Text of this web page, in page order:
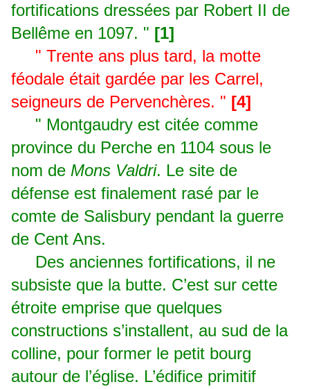
fortifications dressées par Robert II de
Bellême en 1097. " [1]
" Trente ans plus tard, la motte
féodale était gardée par les Carrel,
seigneurs de Pervenchères. " [4]
" Montgaudry est citée comme
province du Perche en 1104 sous le
nom de Mons Valdri. Le site de
défense est finalement rasé par le
comte de Salisbury pendant la guerre
de Cent Ans.
Des anciennes fortifications, il ne
subsiste que la butte. C’est sur cette
étroite emprise que quelques
constructions s’installent, au sud de la
colline, pour former le petit bourg
autour de l’église. L’édifice primitif